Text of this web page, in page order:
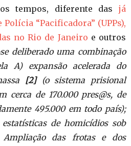
tempos, diferente das já
“Pacificadora” (UPPs),
no Rio de Janeiro e outros
deliberado uma combinação
A) expansão acelerada do
[2](o sistema prisional
cerca de 170.000 pres@s, de
495.000 em todo país);
de homicídios sob
Ampliação das frotas e dos